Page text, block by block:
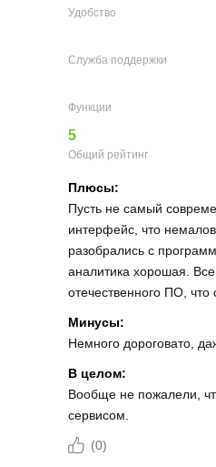
Удобство
Служба поддержки
Функции
5
Общий рейтинг
Плюсы:
Пусть не самый
интерфейс, что
разобрались с
аналитика хорошая.
отечественного ПО,
Минусы:
Немного дороговато,
В целом:
Вообще не пожалели,
сервисом.
(0)